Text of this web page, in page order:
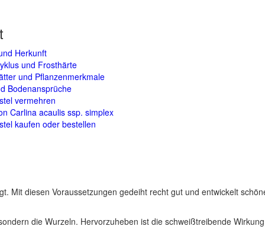
Herkunft
und Frosthärte
und Pflanzenmerkmale
Bodenansprüche
vermehren
Carlina acaulis ssp. simplex
kaufen oder bestellen
Mit diesen Voraussetzungen gedeiht recht gut und entwickelt
die Wurzeln. Hervorzuheben ist die schweißtreibende